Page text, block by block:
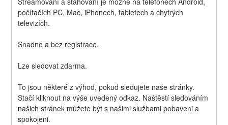
počítačích PC, Mac, iPhonech, tabletech a chytrých
televizích.
Snadno a bez registrace.
Lze sledovat zdarma.
To jsou některé z výhod, pokud sledujete naše stránky.
Stačí kliknout na výše uvedený odkaz. Naštěstí sledováním
našich stránek můžete být s našimi službami pobaveni a
spokojeni.